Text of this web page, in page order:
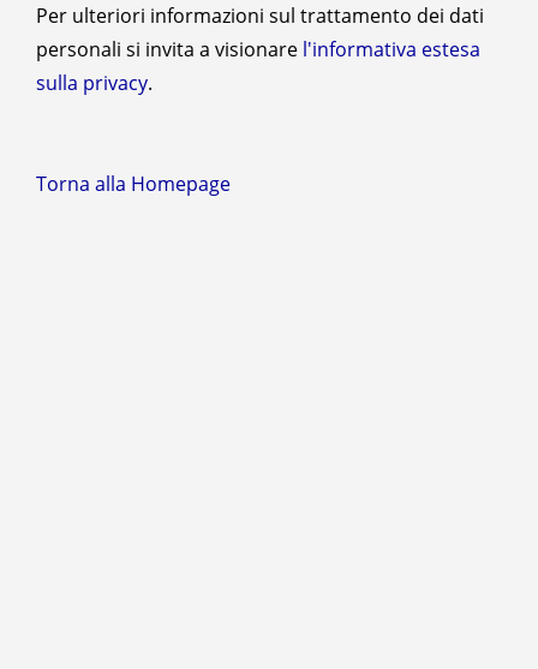
Per ulteriori informazioni sul trattamento dei dati
personali si invita a visionare l'informativa estesa
sulla privacy.
Torna alla Homepage